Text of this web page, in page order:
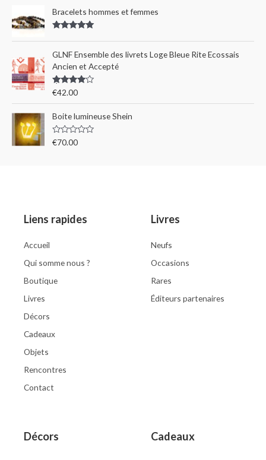
Bracelets hommes et femmes
out of 5
GLNF Ensemble des livrets Loge Bleue Rite Ecossais
Ancien et Accepté
Rated
of 5
€42.00
Boite lumineuse Shein
R
f
€70.00
Liens rapides
Accueil
Qui somme nous ?
Boutique
Livres
Décors
Cadeaux
Objets
Rencontres
Contact
Livres
Neufs
Occasions
Rares
Éditeurs partenaires
Décors Cadeaux